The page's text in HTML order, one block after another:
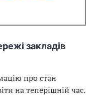
закладів
про стан
на теперішній час.